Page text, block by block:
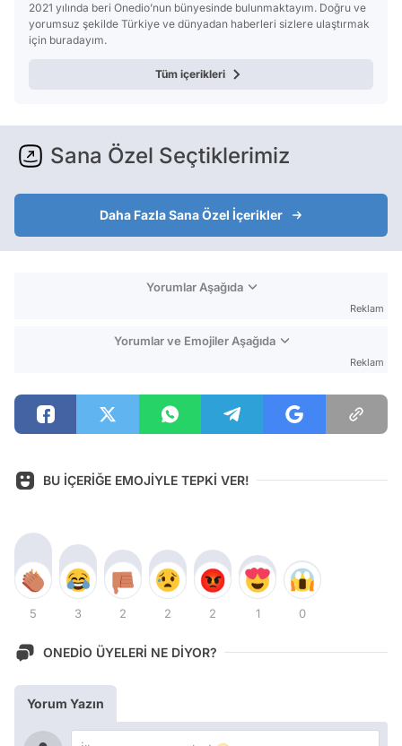
2021 yılında beri Onedio’nun bünyesinde bulunmaktayım. Doğru ve
yorumsuz şekilde Türkiye ve dünyadan haberleri sizlere ulaştırmak
için buradayım.
Tüm içerikleri
Sana Özel Seçtiklerimiz
Daha Fazla Sana Özel İçerikler
Yorumlar Aşağıda
Reklam
Yorumlar ve Emojiler Aşağıda
Reklam
BU İÇERİĞE EMOJİYLE TEPKİ VER!
5 3 2 2 2 1 0
ONEDİO ÜYELERİ NE DİYOR?
Yorum Yazın